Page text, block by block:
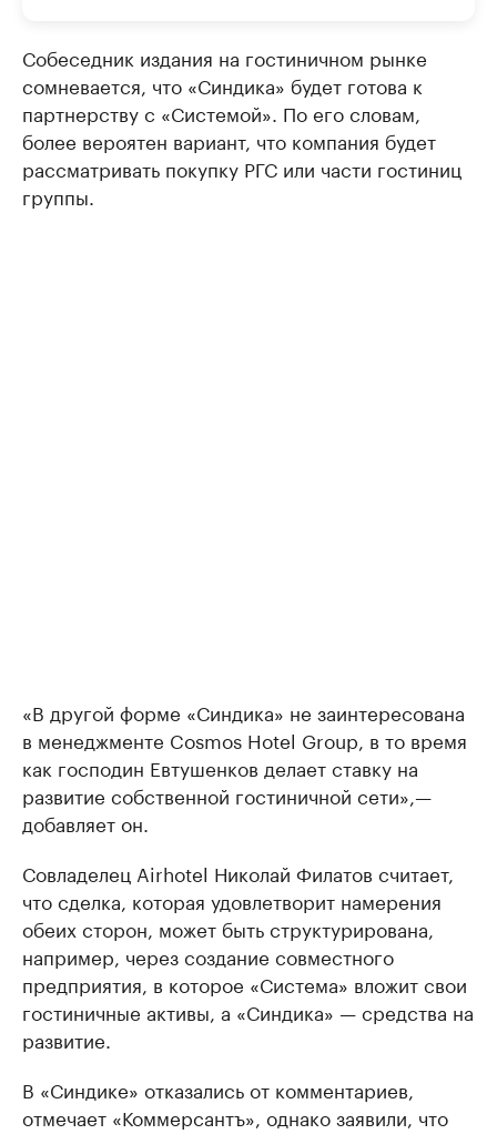
Собеседник издания на гостиничном рынке
сомневается, что «Синдика» будет готова к
партнерству с «Системой». По его словам,
более вероятен вариант, что компания будет
рассматривать покупку РГС или части гостиниц
группы.
«В другой форме «Синдика» не заинтересована
в менеджменте Cosmos Hotel Group, в то время
как господин Евтушенков делает ставку на
развитие собственной гостиничной сети»,—
добавляет он.
Совладелец Airhotel Николай Филатов считает,
что сделка, которая удовлетворит намерения
обеих сторон, может быть структурирована,
например, через создание совместного
предприятия, в которое «Система» вложит свои
гостиничные активы, а «Синдика» — средства на
развитие.
В «Синдике» отказались от комментариев,
отмечает «Коммерсантъ», однако заявили, что